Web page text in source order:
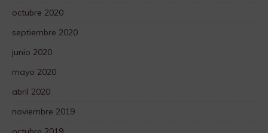
octubre 2020
septiembre 2020
junio 2020
mayo 2020
abril 2020
noviembre 2019